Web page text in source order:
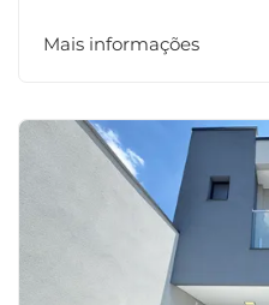
Mais informações